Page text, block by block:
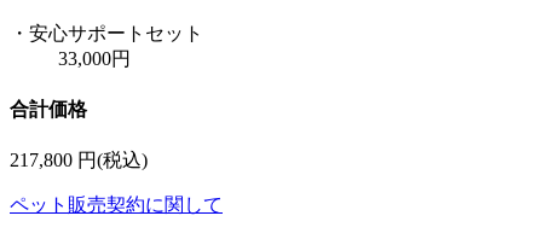
・安心サポートセット
33,000円
合計価格
217,800 円(税込)
ペット販売契約に関して